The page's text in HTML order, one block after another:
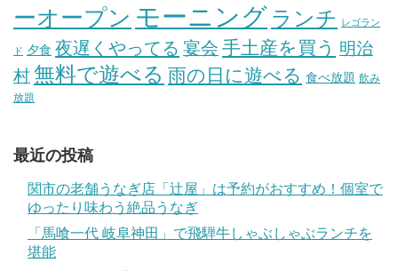
ーオープン モーニング ランチ レゴラン
ド 夕食 夜遅くやってる 宴会 手土産を買う 明治
村無料で遊べる 雨の日に遊べる 食べ放題 飲み
放題
最近の投稿
関市の老舗うなぎ店「辻屋」は予約がおすすめ！個室で
ゆったり味わう絶品うなぎ
「馬喰一代 岐阜神田」で飛騨牛しゃぶしゃぶランチを
堪能